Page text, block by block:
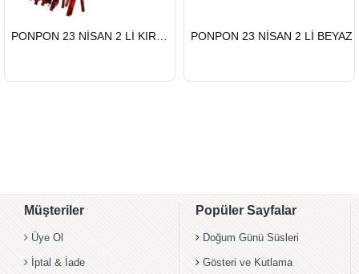
HIZLI
GÖNDERİ
PONPON 23 NİSAN 2 Lİ KIRMIZI
HIZLI
GÖNDERİ
PONPON 23 NİSAN 2 Lİ BEYAZ
Müşteriler
Üye Ol
İptal & İade
Popüler Sayfalar
Doğum Günü Süsleri
Gösteri ve Kutlama